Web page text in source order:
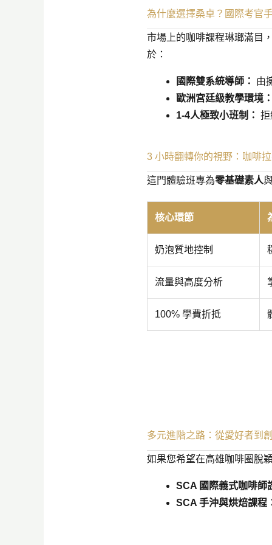
為什麼選擇桑卓？國際考官
市場上的咖啡課程琳瑯滿目
於：
國際雙系統導師：
由
歐洲宮廷級教學環境
1-4人極致小班制： 拒
3 小時翻轉你的視野：咖啡
這門體驗班專為零基礎素人
核心環節
奶泡質地控制
流量與高度分析
100% 學費折抵
多元進階之路：從愛好者到
如果您希望在高雄咖啡圈脫
SCA 國際義式咖啡師
SCA 手沖與烘焙課程